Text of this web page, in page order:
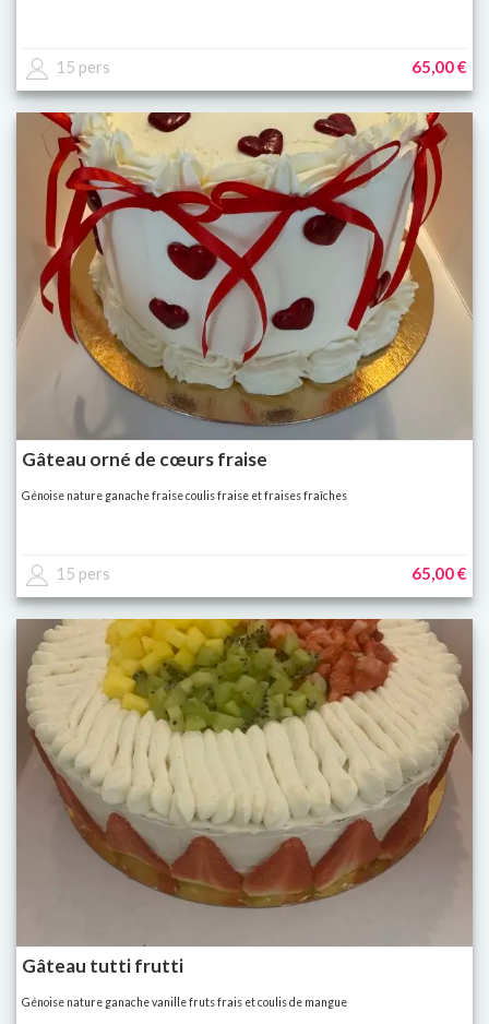
15 pers 65,00 €
Gâteau orné de cœurs fraise
Génoise nature ganache fraise coulis fraise et fraises fraîches
15 pers 65,00 €
Gâteau tutti frutti
Génoise nature ganache vanille fruts frais et coulis de mangue